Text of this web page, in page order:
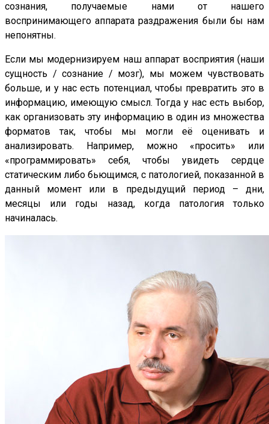
сознания, получаемые нами от нашего
воспринимающего аппарата раздражения были бы нам
непонятны.
Если мы модернизируем наш аппарат восприятия (наши
сущность / сознание / мозг), мы можем чувствовать
больше, и у нас есть потенциал, чтобы превратить это в
информацию, имеющую смысл. Тогда у нас есть выбор,
как организовать эту информацию в один из множества
форматов так, чтобы мы могли её оценивать и
анализировать. Например, можно «просить» или
«программировать» себя, чтобы увидеть сердце
статическим либо бьющимся, с патологией, показанной в
данный момент или в предыдущий период – дни,
месяцы или годы назад, когда патология только
начиналась.